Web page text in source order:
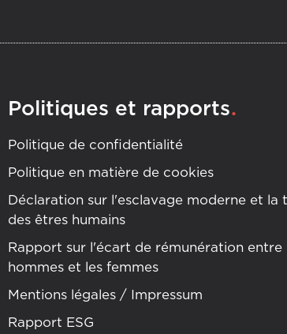
Politiques et rapports.
Politique de confidentialité
Politique en matière de cookies
Déclaration sur l'esclavage moderne et la
des êtres humains
Rapport sur l'écart de rémunération entre
hommes et les femmes
Mentions légales / Impressum
Rapport ESG